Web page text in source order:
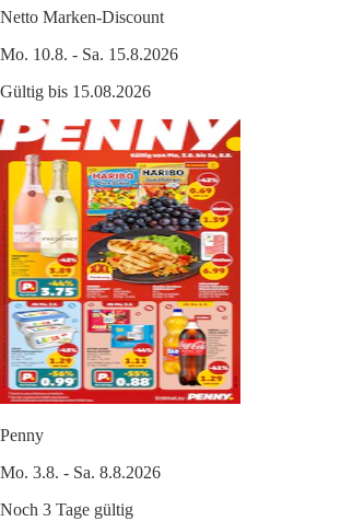
Netto Marken-Discount
Mo. 10.8. - Sa. 15.8.2026
Gültig bis 15.08.2026
Penny
Mo. 3.8. - Sa. 8.8.2026
Noch 3 Tage gültig